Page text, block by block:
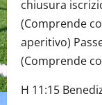
chiusura
(Comprende
aperitivo)
(Comprende
H 11:15